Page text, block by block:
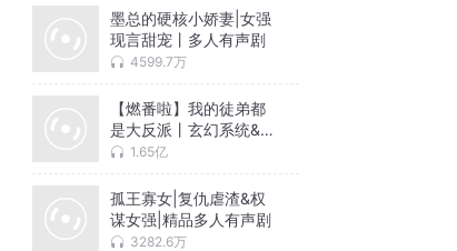
墨总的硬核小娇妻|女强
现言甜宠丨多人有声剧
4599.7万
【燃番啦】我的徒弟都
是大反派丨玄幻系统&无
敌轻松丨有声剧
1.65亿
孤王寡女|复仇虐渣&权
谋女强|精品多人有声剧
3282.6万